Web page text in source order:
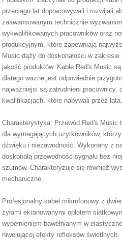
przeciągu lat dopracowywali i rozwijali
zaawansowanym technicznie
wykwalifikowanych pracowników oraz
produkcyjnym, które zapewniają
Music dąży do doskonałości w
jakość produktów. Kable Red's Music
dlatego ważne jest odpowiednie
najważniejsi są zatrudnieni pracownicy,
kwalifikacjach, które nabywali przez lata.
Charakterystyka: Przewód Red's
dla wymagających użytkowników,
dźwięku i niezawodność. Wykonany z
doskonałą przewodność sygnału bez
szumów. Charakteryzuje się również
mechaniczne.
Profesjonalny kabel mikrofonowy z
żyłami ekranowanymi oplotem
wypełnieniem bawełnianym w
niwelującej efekty refleksów